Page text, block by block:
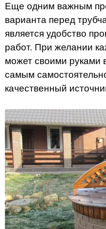
Еще одним важным
варианта перед
является удобство
работ. При желании
может своими руками
самым
качественный